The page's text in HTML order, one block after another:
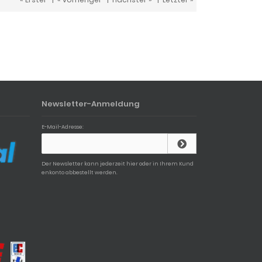
Newsletter-Anmeldung
E-Mail-Adresse:
Der Newsletter kann jederzeit hier oder in Ihrem Kund
enkonto abbestellt werden.